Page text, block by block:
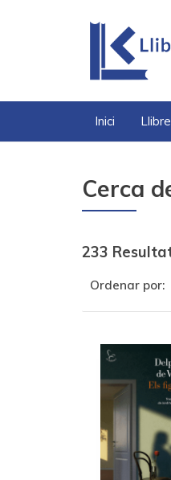
Inici
Cerca
233
Ordenar por: